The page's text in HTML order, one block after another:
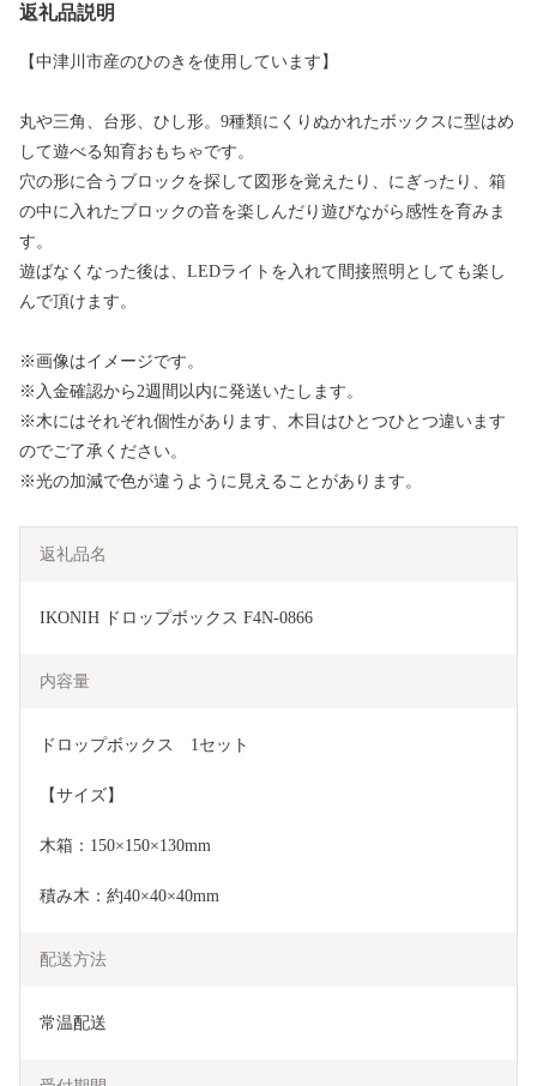
返礼品説明
【中津川市産のひのきを使用しています】
丸や三角、台形、ひし形。9種類にくりぬかれたボックスに型はめ
して遊べる知育おもちゃです。
穴の形に合うブロックを探して図形を覚えたり、にぎったり、箱
の中に入れたブロックの音を楽しんだり遊びながら感性を育みま
す。
遊ばなくなった後は、LEDライトを入れて間接照明としても楽し
んで頂けます。
※画像はイメージです。
※入金確認から2週間以内に発送いたします。
※木にはそれぞれ個性があります、木目はひとつひとつ違います
のでご了承ください。
※光の加減で色が違うように見えることがあります。
返礼品名
IKONIH ドロップボックス F4N-0866
内容量
ドロップボックス　1セット
【サイズ】
木箱：150×150×130mm
積み木：約40×40×40mm
配送方法
常温配送